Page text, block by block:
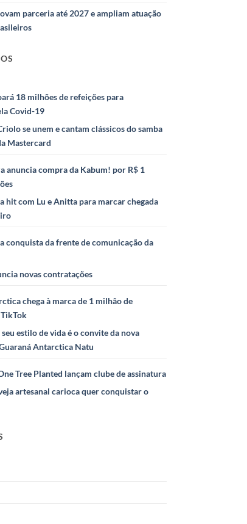
parceria até 2027 e ampliam atuação
18 milhões de refeições para
Covid-19
se unem e cantam clássicos do samba
Mastercard
anuncia compra da Kabum! por R$ 1
hit com Lu e Anitta para marcar chegada
conquista da frente de comunicação da
novas contratações
chega à marca de 1 milhão de
estilo de vida é o convite da nova
Antarctica Natu
Tree Planted lançam clube de assinatura
artesanal carioca quer conquistar o